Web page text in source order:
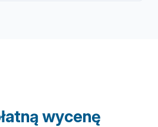
wycenę